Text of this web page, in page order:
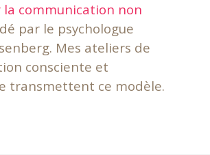
communication non
par le psychologue
Mes ateliers de
consciente et
transmettent ce modèle.